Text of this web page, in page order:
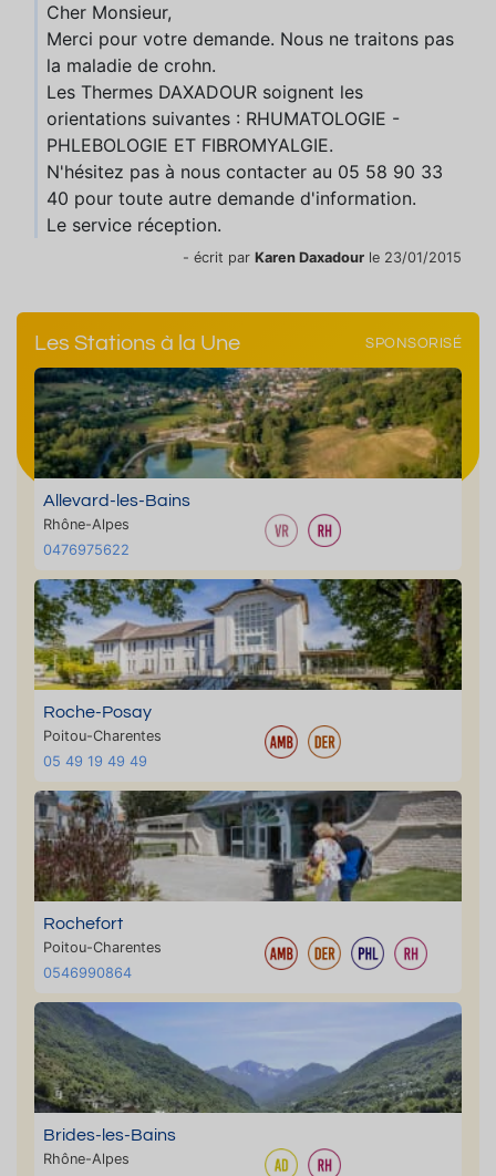
Cher Monsieur,
Merci pour votre demande. Nous ne traitons pas
la maladie de crohn.
Les Thermes DAXADOUR soignent les
orientations suivantes : RHUMATOLOGIE -
PHLEBOLOGIE ET FIBROMYALGIE.
N'hésitez pas à nous contacter au 05 58 90 33
40 pour toute autre demande d'information.
Le service réception.
- écrit par Karen Daxadour le 23/01/2015
Les Stations à la Une SPONSORISÉ
Allevard-les-Bains
Rhône-Alpes
0476975622
Roche-Posay
Poitou-Charentes
05 49 19 49 49
Rochefort
Poitou-Charentes
0546990864
Brides-les-Bains
Rhône-Alpes